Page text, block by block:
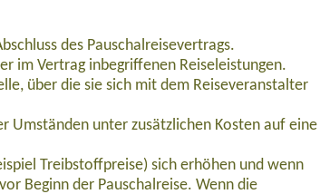
des Pauschalreisevertrags.
im Vertrag inbegriffenen Reiseleistungen.
über die sie sich mit dem Reiseveranstalter
Umständen unter zusätzlichen Kosten auf eine
Treibstoffpreise) sich erhöhen und wenn
Beginn der Pauschalreise. Wenn die